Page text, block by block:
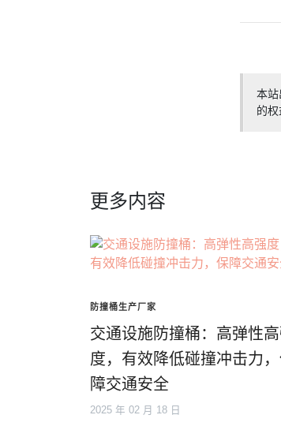
本站
的
更多内容
防撞桶生产厂家
交通设施防撞桶：高弹性
度，有效降低碰撞冲击力
障交通安全
2025 年 02 月 18 日